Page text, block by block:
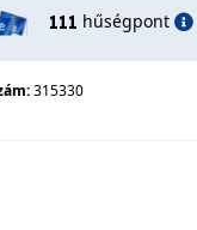
111 hűségpont
315330